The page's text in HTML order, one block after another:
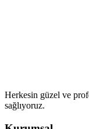
Herkesin güzel ve
sağlıyoruz.